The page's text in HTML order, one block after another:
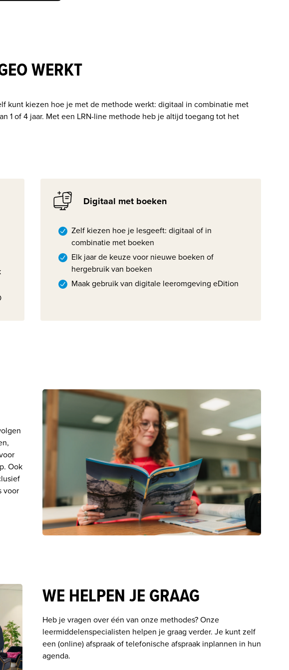
WERKT
kunt kiezen hoe je met de methode werkt: digitaal in combinatie met
1 of 4 jaar. Met een LRN-line methode heb je altijd toegang tot het
Digitaal met boeken
Zelf kiezen hoe je lesgeeft: digitaal of in
combinatie met boeken
Elk jaar de keuze voor nieuwe boeken of
hergebruik van boeken
Maak gebruik van digitale leeromgeving eDition
Ook
voor
WE HELPEN JE GRAAG
Heb je vragen over één van onze methodes? Onze
leermiddelenspecialisten helpen je graag verder. Je kunt zelf
een (online) afspraak of telefonische afspraak inplannen in hun
agenda.